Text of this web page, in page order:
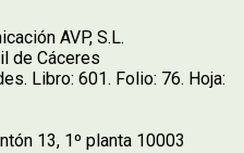
AVP, S.L.
de Cáceres
Libro: 601. Folio: 76. Hoja:
13, 1º planta 10003